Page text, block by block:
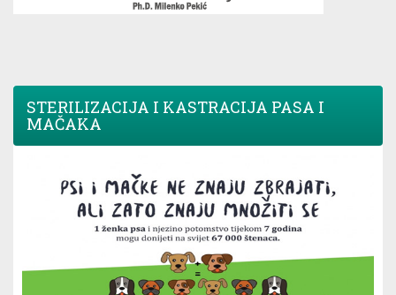
STERILIZACIJA I KASTRACIJA PASA I
MAČAKA